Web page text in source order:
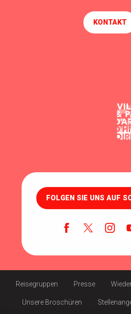
KONTAKT
FOLGEN SIE UNS AUF
Reisegruppen Presse
Unsere Broschüren